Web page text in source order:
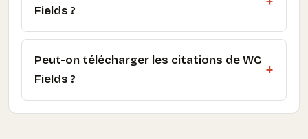
Fields ?
Peut-on télécharger les citations de WC
Fields ?